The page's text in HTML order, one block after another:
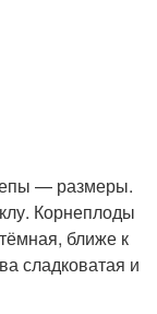
— размеры.
Корнеплоды
ближе к
сладковатая и